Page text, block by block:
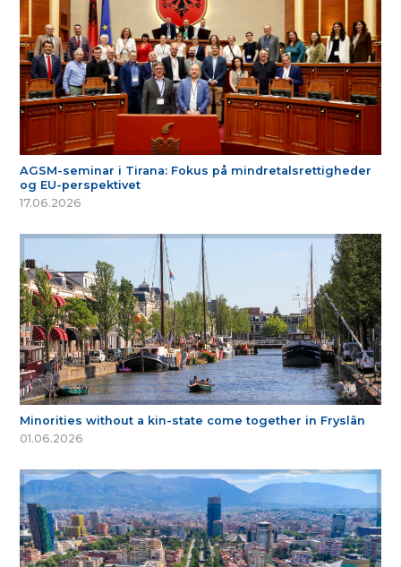
AGSM-seminar i Tirana: Fokus på mindretalsrettigheder
og EU-perspektivet
17.06.2026
Minorities without a kin-state come together in Fryslân
01.06.2026